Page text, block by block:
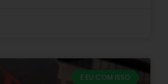
E EU COM ISSO